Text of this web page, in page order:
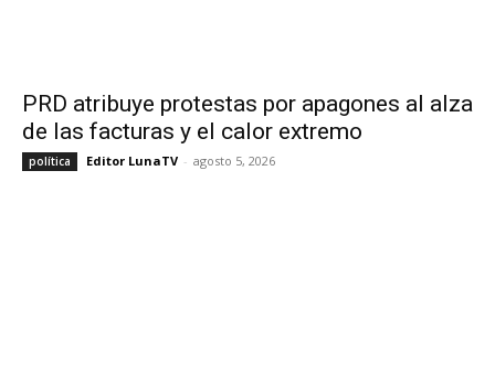
PRD atribuye protestas por apagones al alza
de las facturas y el calor extremo
política Editor LunaTV - agosto 5, 2026